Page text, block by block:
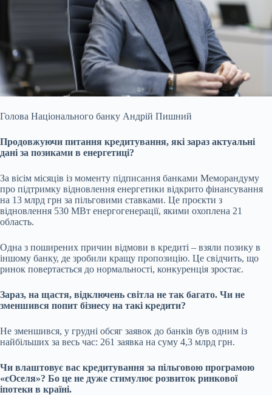
Голова Національного банку Андрій Пишний
Продовжуючи питання кредитування, які зараз актуальні
дані за позиками в енергетиці?
За вісім місяців із моменту підписання банками Меморандуму
про підтримку відновлення енергетики відкрито фінансування
на 13 млрд грн за пільговими ставками. Це проєкти з
відновлення 530 МВт енергогенерації, якими охоплена 21
область.
Одна з поширених причин відмови в кредиті – взяли позику в
іншому банку, де зробили кращу пропозицію. Це свідчить, що
ринок повертається до нормальності, конкуренція зростає.
Зараз, на щастя, відключень світла не так багато. Чи не
зменшився попит бізнесу на такі кредити?
Не зменшився, у грудні обсяг заявок до банків був одним із
найбільших за весь час: 261 заявка на суму 4,3 млрд грн.
Чи влаштовує вас кредитування за пільговою програмою
«єОселя»? Бо це не дуже стимулює розвиток ринкової
іпотеки в країні.